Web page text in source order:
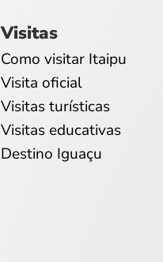
Visitas
Como visitar Itaipu
Visita oficial
Visitas turísticas
Visitas educativas
Destino Iguaçu